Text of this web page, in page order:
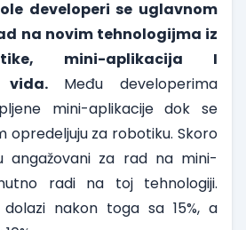
developeri se uglavnom
na novim tehnologijma iz
mini-aplikacija I
vida.Među developerima
mini-aplikacije dok se
opredeljuju za robotiku. Skoro
angažovani za rad na mini-
radi na toj tehnologiji.
nakon toga sa 15%, a